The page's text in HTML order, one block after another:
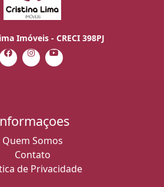
Imóveis - CRECI 398PJ
Quem Somos
Contato
de Privacidade